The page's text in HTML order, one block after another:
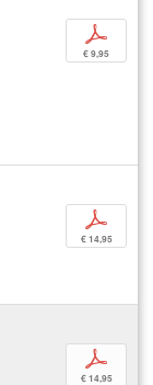
p
€ 9,95
p
€ 14,95
p
€ 14,95